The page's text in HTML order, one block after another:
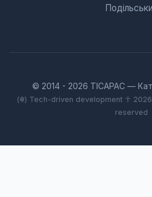
© 2014 - 2026 TICAPAC —
(☬) Tech-driven development ☥
reserved